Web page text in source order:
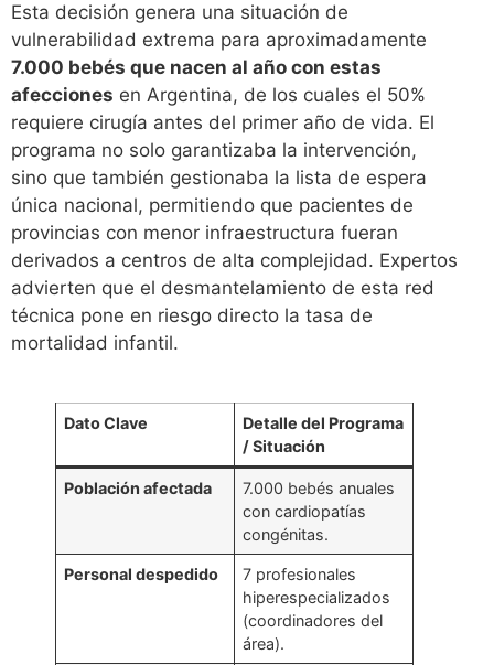
Esta decisión genera una situación de
vulnerabilidad extrema para aproximadamente
7.000 bebés que nacen al año con estas
afecciones en Argentina, de los cuales el 50%
requiere cirugía antes del primer año de vida. El
programa no solo garantizaba la intervención,
sino que también gestionaba la lista de espera
única nacional, permitiendo que pacientes de
provincias con menor infraestructura fueran
derivados a centros de alta complejidad. Expertos
advierten que el desmantelamiento de esta red
técnica pone en riesgo directo la tasa de
mortalidad infantil.
Dato Clave
Detalle del Programa
/ Situación
Población afectada
7.000 bebés anuales
con cardiopatías
congénitas.
Personal despedido
7 profesionales
hiperespecializados
(coordinadores del
área).